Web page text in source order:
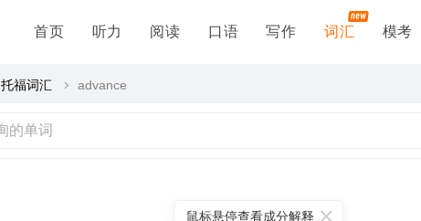
首页 听力 阅读 口语 写作 词汇 模考
托福词汇 advance
鼠标悬停查看成分解释